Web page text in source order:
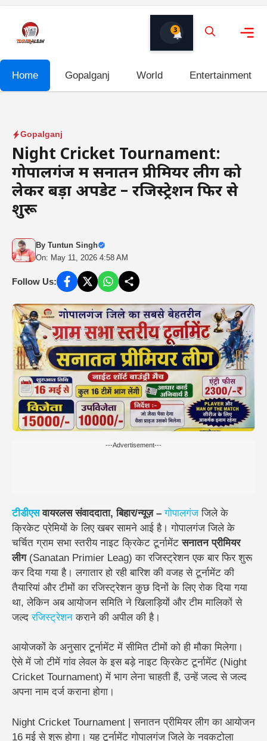
content
3
Home Gopalganj World Entertainment
Gopalganj
Night Cricket Tournament:
गोपालगंज में सनातन प्रीमियर लीग को
लेकर बड़ा अपडेट – रजिस्ट्रेशन फिर से
शुरू
By Tuntun Singh
On: May 11, 2026 4:58 AM
Follow Us:
---Advertisement---
टीडीएसवायरलस संवाददाता, बिहार/न्यूज़ – गोपालगंजजिले के
क्रिकेट प्रेमियों के लिए खबर सामने आई है। गोपालगंज जिले के
चर्चित ग्राम सभा स्तरीय नाइट क्रिकेट टूर्नामेंटसनातन प्रीमियर
लीग(Sanatan Primier Leag) का रजिस्ट्रेशन एक बार फिर शुरू
कर दिया गया है। लगातार हो रही बारिश की वजह से टूर्नामेंट की
तैयारियां और टीमों का रजिस्ट्रेशन कुछ दिनों के लिए रोक दिया गया
था, लेकिन अब आयोजन समिति ने खिलाड़ियों और टीम मालिकों से
जल्दरजिस्ट्रेशन कराने की अपील की है।
आयोजकों के अनुसार टूर्नामेंट में सीमित टीमों को ही मौका मिलेगा।
ऐसे में जो टीमें गांव लेवल के इस बड़े नाइट क्रिकेट टूर्नामेंट (Night
Cricket Tournament) में भाग लेना चाहती हैं, उन्हें जल्द से जल्द
अपना नाम दर्ज कराना होगा।
Night Cricket Tournament | सनातन प्रीमियर लीग का आयोजन
16 मई से शुरू होगा। यह टूर्नामेंट गोपालगंज जिले के नवकटोला